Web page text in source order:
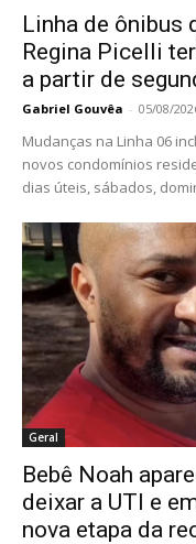
Linha de ônibus
Regina Picelli
a partir de
Gabriel Gouvêa - 05/08/
Mudanças na Linha 06
novos condomínios
dias úteis, sábados,
Geral
Bebê Noah
deixar a UTI e
nova etapa da